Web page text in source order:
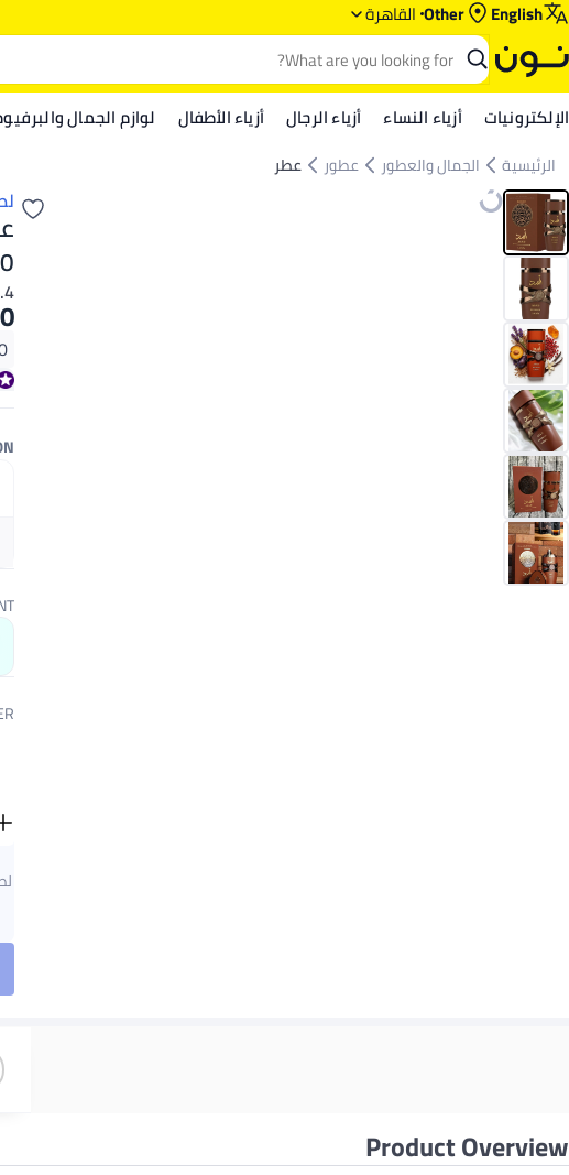
English
Other القاهرة
الإلكترونيات أزياء النساء أزياء الرجال أزياء الأطفال لوازم الجمال
الرئيسية الجمال والعطور عطور عطر
Product Overview